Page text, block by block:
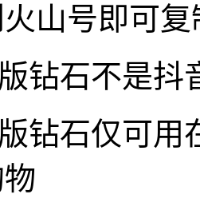
山号即可复
钻石不是抖
钻石仅可